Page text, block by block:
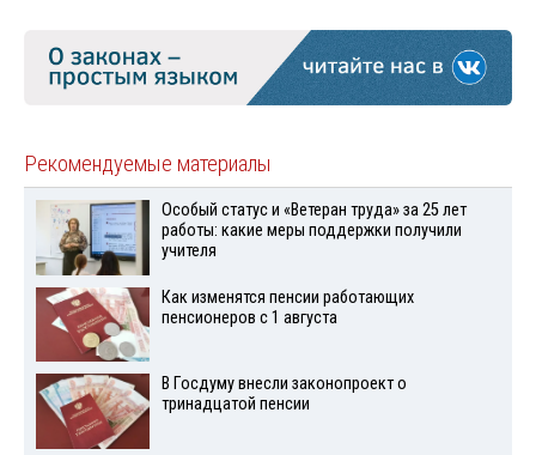
Рекомендуемые материалы
Особый статус и «Ветеран труда» за 25 лет
работы: какие меры поддержки получили
учителя
Как изменятся пенсии работающих
пенсионеров с 1 августа
В Госдуму внесли законопроект о
тринадцатой пенсии